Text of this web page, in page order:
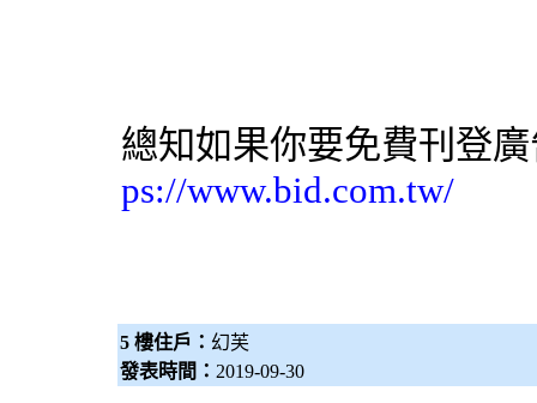
總知如果你要免費刊登
ps://www.bid.com.tw/
5 樓住戶： 幻芙
發表時間： 2019-09-30